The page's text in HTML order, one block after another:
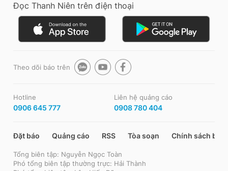
Đọc Thanh Niên trên điện thoại
Theo dõi báo trên
Hotline
0906 645 777
Liên hệ quảng cáo
0908 780 404
Đặt báo Quảng cáo RSS Tòa soạn Chính sách bảo
Tổng biên tập: Nguyễn Ngọc Toàn
Phó tổng biên tập thường trực: Hải Thành